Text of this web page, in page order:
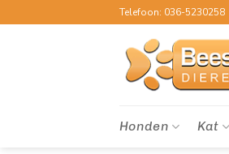
naar
Telefoon: 036-5230258
Honden Kat